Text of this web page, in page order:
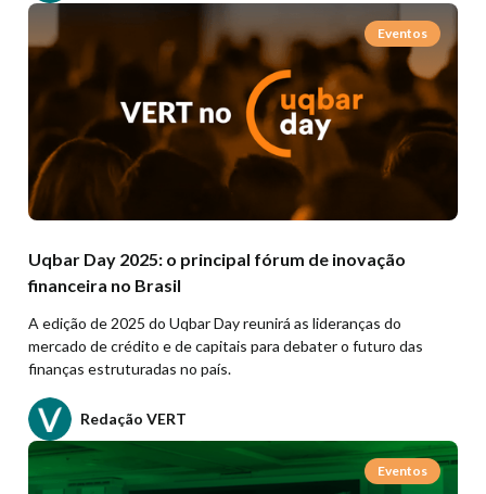
Eventos
Uqbar Day 2025: o principal fórum de inovação
financeira no Brasil
A edição de 2025 do Uqbar Day reunirá as lideranças do
mercado de crédito e de capitais para debater o futuro das
finanças estruturadas no país.
Redação VERT
Eventos